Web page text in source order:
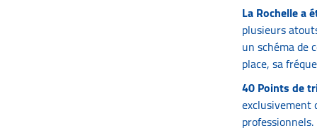
La Rochelle a
plusieurs
un schéma de
place, sa
40 Points de
exclusivement